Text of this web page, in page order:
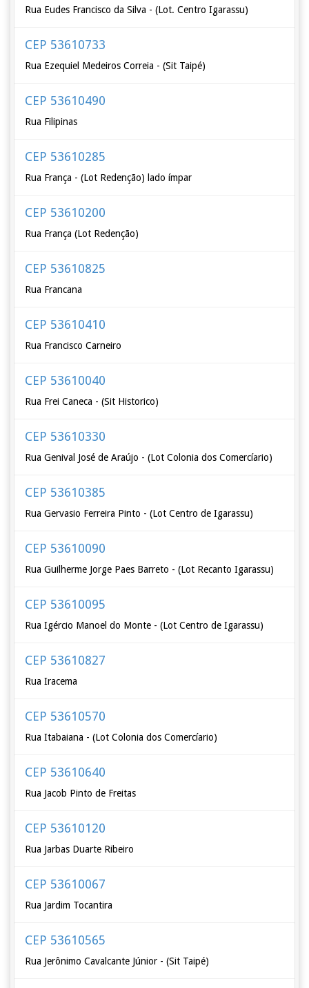
Rua Eudes Francisco da Silva - (Lot. Centro Igarassu)
CEP 53610733
Rua Ezequiel Medeiros Correia - (Sit Taipé)
CEP 53610490
Rua Filipinas
CEP 53610285
Rua França - (Lot Redenção) lado ímpar
CEP 53610200
Rua França (Lot Redenção)
CEP 53610825
Rua Francana
CEP 53610410
Rua Francisco Carneiro
CEP 53610040
Rua Frei Caneca - (Sit Historico)
CEP 53610330
Rua Genival José de Araújo - (Lot Colonia dos Comercíario)
CEP 53610385
Rua Gervasio Ferreira Pinto - (Lot Centro de Igarassu)
CEP 53610090
Rua Guilherme Jorge Paes Barreto - (Lot Recanto Igarassu)
CEP 53610095
Rua Igércio Manoel do Monte - (Lot Centro de Igarassu)
CEP 53610827
Rua Iracema
CEP 53610570
Rua Itabaiana - (Lot Colonia dos Comercíario)
CEP 53610640
Rua Jacob Pinto de Freitas
CEP 53610120
Rua Jarbas Duarte Ribeiro
CEP 53610067
Rua Jardim Tocantira
CEP 53610565
Rua Jerônimo Cavalcante Júnior - (Sit Taipé)